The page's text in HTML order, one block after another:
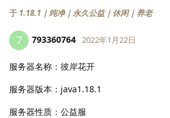
于 1.18.1｜纯净｜永久公益｜休闲｜养老
7 793360764 2022年1月22日
服务器名称：彼岸花开
服务器版本：java1.18.1
服务器性质：公益服